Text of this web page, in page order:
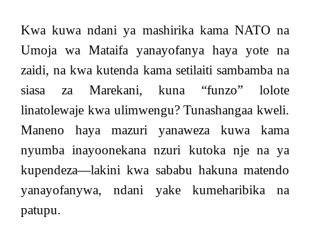
Kwa kuwa ndani ya mashirika kama NATO na
Umoja wa Mataifa yanayofanya haya yote na
zaidi, na kwa kutenda kama setilaiti sambamba na
siasa za Marekani, kuna “funzo” lolote
linatolewaje kwa ulimwengu? Tunashangaa kweli.
Maneno haya mazuri yanaweza kuwa kama
nyumba inayoonekana nzuri kutoka nje na ya
kupendeza—lakini kwa sababu hakuna matendo
yanayofanywa, ndani yake kumeharibika na
patupu.